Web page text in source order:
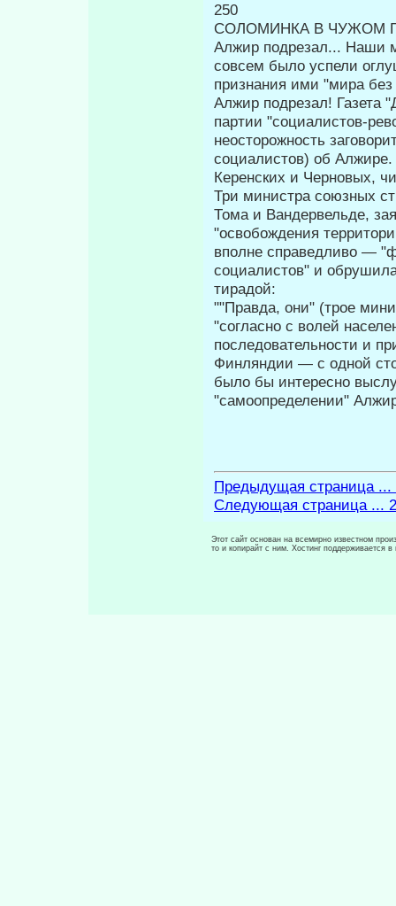
250
СОЛОМИНКА В ЧУЖОМ
Алжир подрезал... Наши
совсем было успели
признания ими "мира без
Алжир подрезал! Газета
партии "социалистов-
неосторожность
социалистов) об Алжире.
Керенских и Черновых,
Три министра союзных
Тома и Вандервельде,
"освобождения
вполне справедливо —
социалистов" и
тирадой:
""Правда, они" (трое
"согласно с волей
последовательности и
Финляндии — с одной
было бы интересно
"самоопределении"
Предыдущая страница ...
Следующая страница ...
Этот сайт основан на всемирно известном
то и копирайт с ним. Хостинг поддерживается